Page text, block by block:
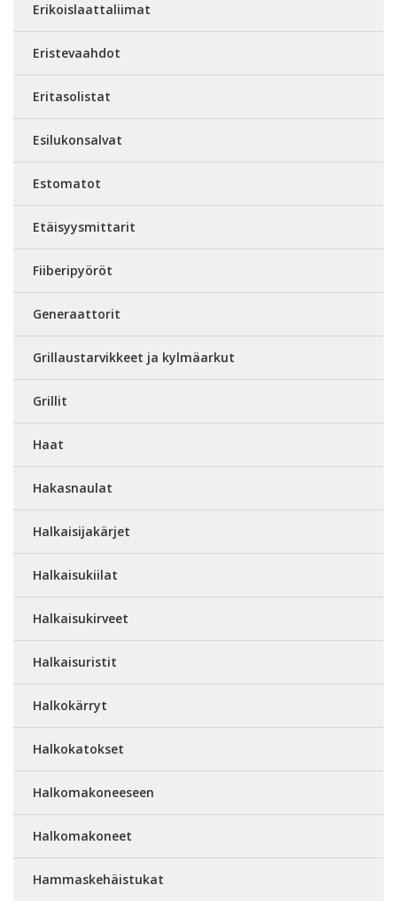
Erikoislaattaliimat
Eristevaahdot
Eritasolistat
Esilukonsalvat
Estomatot
Etäisyysmittarit
Fiiberipyöröt
Generaattorit
Grillaustarvikkeet ja kylmäarkut
Grillit
Haat
Hakasnaulat
Halkaisijakärjet
Halkaisukiilat
Halkaisukirveet
Halkaisuristit
Halkokärryt
Halkokatokset
Halkomakoneeseen
Halkomakoneet
Hammaskehäistukat